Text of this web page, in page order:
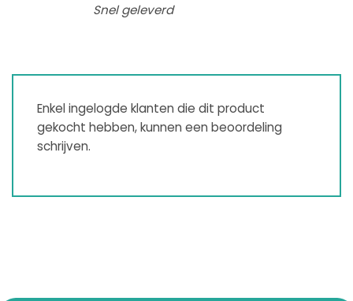
Snel geleverd
Enkel ingelogde klanten die dit product
gekocht hebben, kunnen een beoordeling
schrijven.